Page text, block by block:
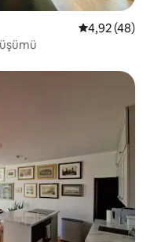
5 üzerinden
4,92 (48)